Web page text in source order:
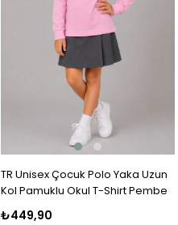
TR Unisex Çocuk Polo Yaka Uzun
Kol Pamuklu Okul T-Shirt Pembe
₺449,90